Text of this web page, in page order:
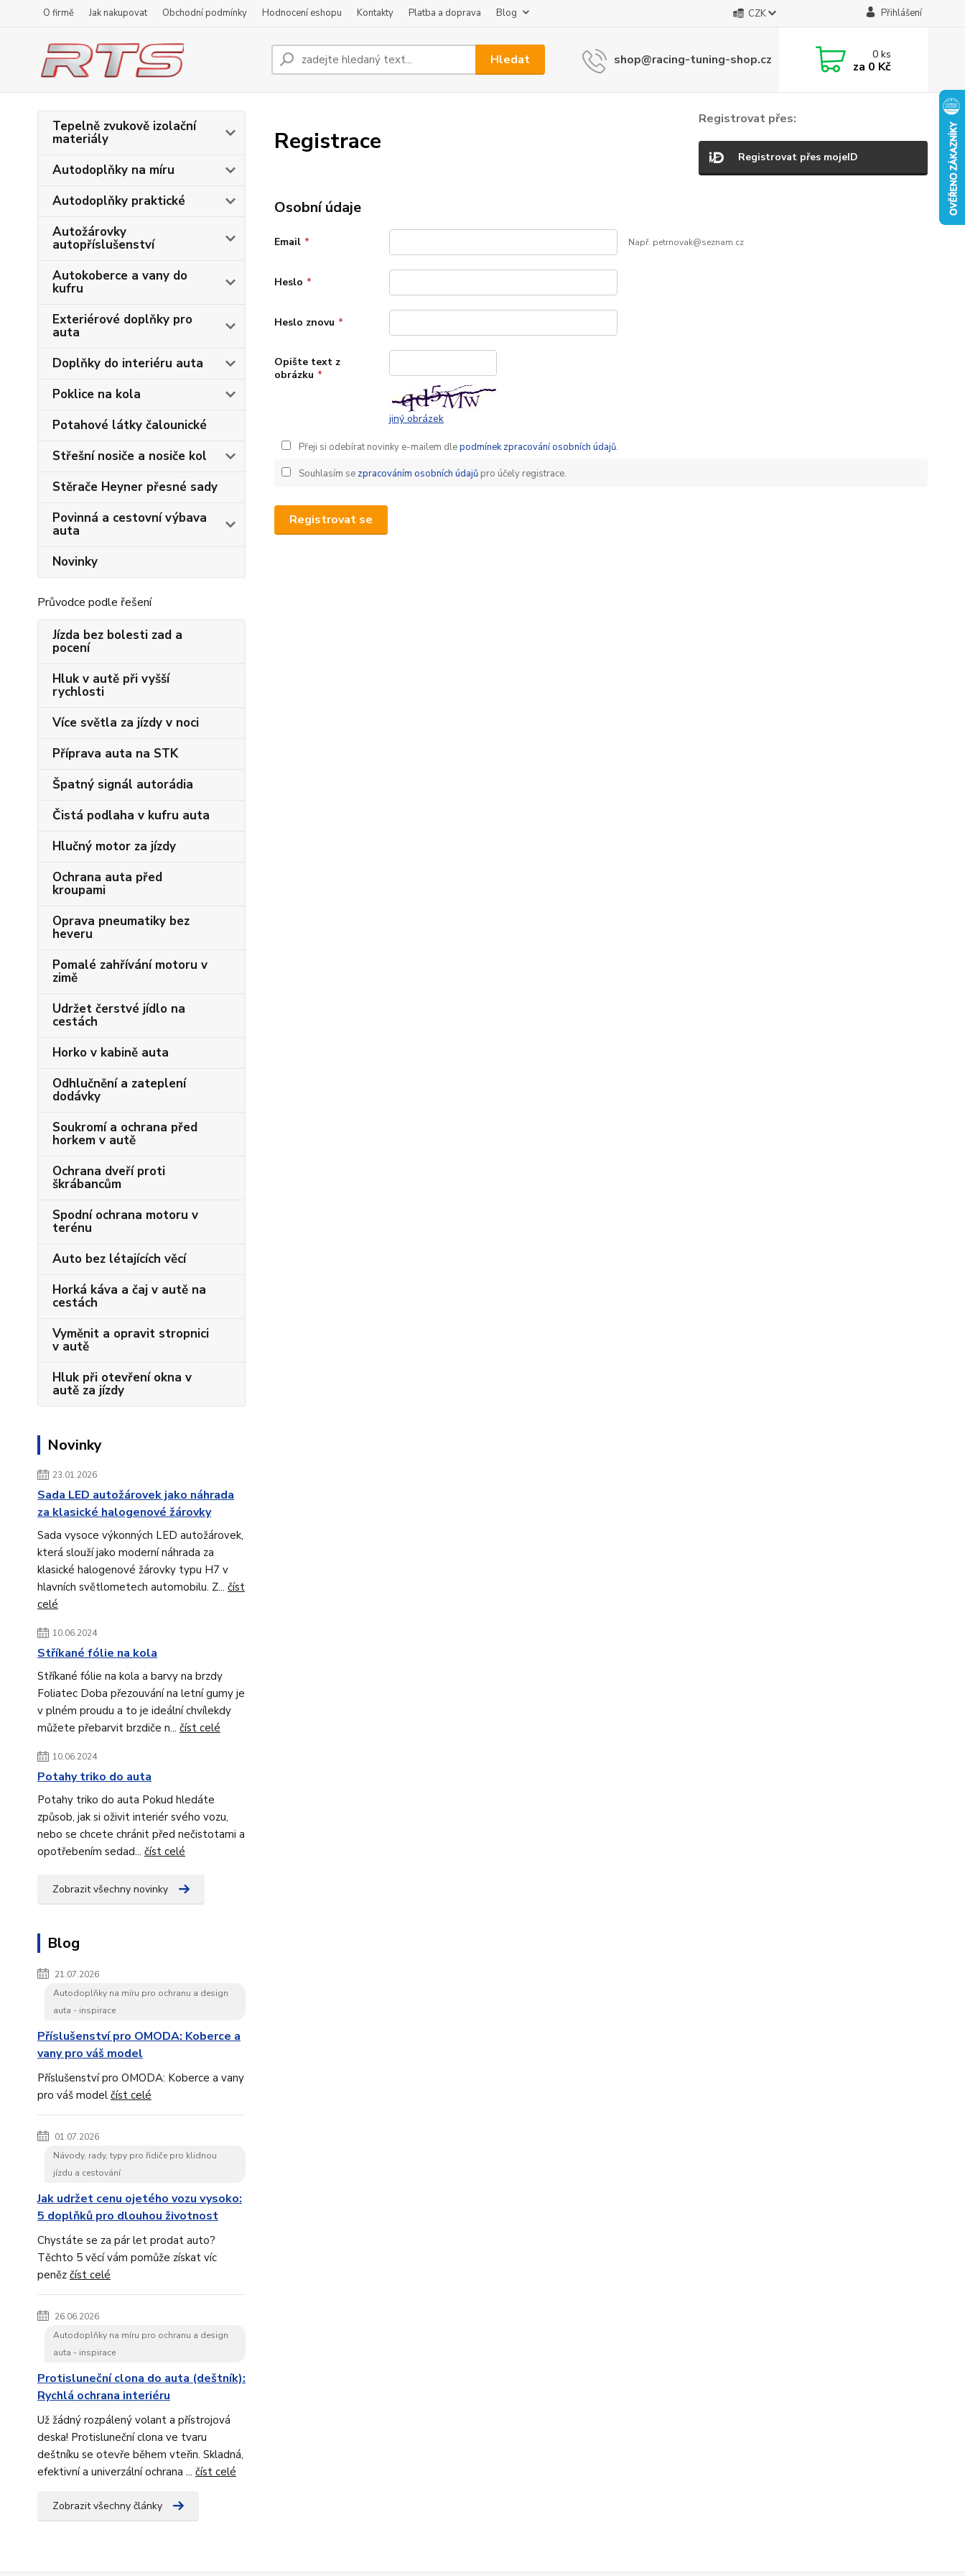
O firmě Jak nakupovat Obchodní podmínky Hodnocení eshopu Kontakty Platba a doprava Blog CZK Přihlášení
Hledat shop@racing-tuning-shop.cz 0ks
za 0 Kč
Tepelně zvukově izolační
materiály
Autodoplňky na míru
Autodoplňky praktické
Autožárovky
autopříslušenství
Autokoberce a vany do
kufru
Exteriérové doplňky pro
auta
Doplňky do interiéru auta
Poklice na kola
Potahové látky čalounické
Střešní nosiče a nosiče kol
Stěrače Heyner přesné sady
Povinná a cestovní výbava
auta
Novinky
Průvodce podle řešení
Jízda bez bolesti zad a
pocení
Hluk v autě při vyšší
rychlosti
Více světla za jízdy v noci
Příprava auta na STK
Špatný signál autorádia
Čistá podlaha v kufru auta
Hlučný motor za jízdy
Ochrana auta před
kroupami
Oprava pneumatiky bez
heveru
Pomalé zahřívání motoru v
zimě
Udržet čerstvé jídlo na
cestách
Horko v kabině auta
Odhlučnění a zateplení
dodávky
Soukromí a ochrana před
horkem v autě
Ochrana dveří proti
škrábancům
Spodní ochrana motoru v
terénu
Auto bez létajících věcí
Horká káva a čaj v autě na
cestách
Vyměnit a opravit stropnici
v autě
Hluk při otevření okna v
autě za jízdy
Novinky
23.01.2026
Sada LED autožárovek jako náhrada
za klasické halogenové žárovky
Sada vysoce výkonných LED autožárovek,
která slouží jako moderní náhrada za
klasické halogenové žárovky typu H7 v
hlavních světlometech automobilu. Z... číst
celé
10.06.2024
Stříkané fólie na kola
Stříkané fólie na kola a barvy na brzdy
Foliatec Doba přezouvání na letní gumy je
v plném proudu a to je ideální chvílekdy
můžete přebarvit brzdiče n... číst celé
10.06.2024
Potahy triko do auta
Potahy triko do auta Pokud hledáte
způsob, jak si oživit interiér svého vozu,
nebo se chcete chránit před nečistotami a
opotřebením sedad... číst celé
Zobrazit všechny novinky
Blog
21.07.2026
Autodoplňky na míru pro ochranu a design
auta - inspirace
Příslušenství pro OMODA: Koberce a
vany pro váš model
Příslušenství pro OMODA: Koberce a vany
pro váš model číst celé
01.07.2026
Návody, rady, typy pro řidiče pro klidnou
jízdu a cestování
Jak udržet cenu ojetého vozu vysoko:
5 doplňků pro dlouhou životnost
Chystáte se za pár let prodat auto?
Těchto 5 věcí vám pomůže získat víc
peněz číst celé
26.06.2026
Autodoplňky na míru pro ochranu a design
auta - inspirace
Protisluneční clona do auta (deštník):
Rychlá ochrana interiéru
Už žádný rozpálený volant a přístrojová
deska! Protisluneční clona ve tvaru
deštníku se otevře během vteřin. Skladná,
efektivní a univerzální ochrana ... číst celé
Zobrazit všechny články
Registrace
Registrovat přes:
Registrovat přes mojeID
Osobní údaje
Email * Např. petrnovak@seznam.cz
Heslo *
Heslo znovu *
Opište text z
obrázku *
jiný obrázek
Přeji si odebírat novinky e-mailem dlepodmínek zpracování osobních údajů.
Souhlasím se zpracováním osobních údajůpro účely registrace.
Registrovat se